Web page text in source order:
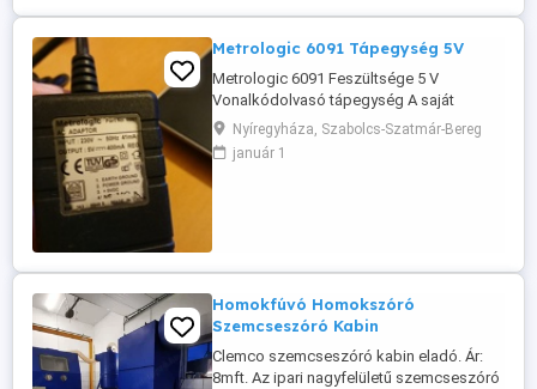
Metrologic 6091 Tápegység 5V
Metrologic 6091 Feszültsége 5 V
Vonalkódolvasó tápegység A saját
kispatikánkban használtuk, egygazdás
eszköz. Banki előreutalással a szállítás
megoldható. Magyar Postacsomag,
Nyíregyháza, Szabolcs-Szatmár-Bereg
január 1
Homokfúvó Homokszóró
Szemcseszóró Kabin
Clemco szemcseszóró kabin eladó. Ár:
8mft. Az ipari nagyfelületű szemcseszóró